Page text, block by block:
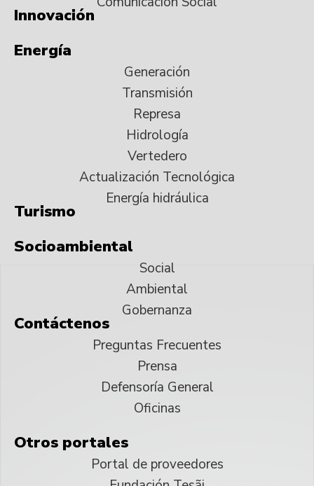
Innovación
Energía
Generación
Transmisión
Represa
Hidrología
Vertedero
Actualización Tecnológica
Energía hidráulica
Turismo
Socioambiental
Social
Ambiental
Gobernanza
Contáctenos
Preguntas Frecuentes
Prensa
Defensoría General
Oficinas
Otros portales
Portal de proveedores